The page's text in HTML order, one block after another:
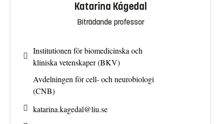
Katarina Kågedal
Biträdande professor
Institutionen för biomedicinska och
kliniska vetenskaper (BKV)
Avdelningen för cell- och neurobiologi
(CNB)
katarina.kagedal@liu.se